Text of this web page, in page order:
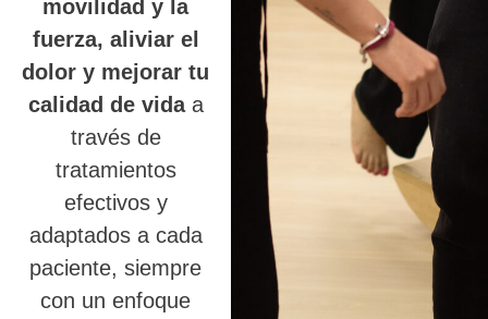
movilidad y la
fuerza, aliviar el
dolor y mejorar tu
calidad de vidaa
través de
tratamientos
efectivos y
adaptados a cada
paciente, siempre
con un enfoque